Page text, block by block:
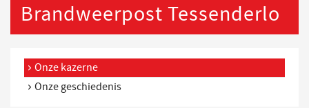
Brandweerpost Tessenderlo
Onze kazerne
Onze geschiedenis